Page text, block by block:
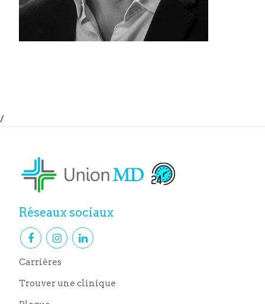
/
Réseaux sociaux
Carrières
Trouver une clinique